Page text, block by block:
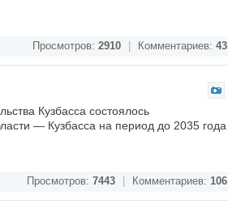
Просмотров: 2910 Комментариев: 43
Кузбасса состоялось
— Кузбасса на период до 2035 года
Просмотров: 7443 Комментариев: 106